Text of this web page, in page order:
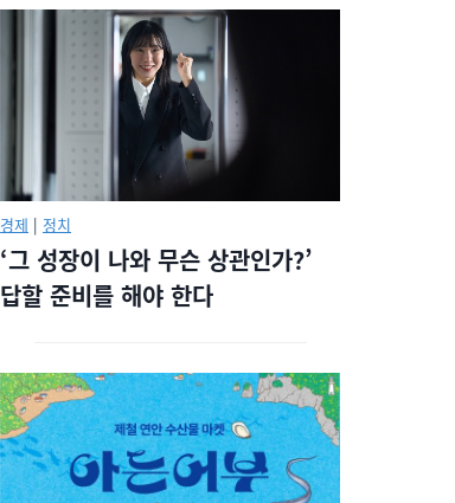
경제 | 정치
‘그 성장이 나와 무슨 상관인가?’
답할 준비를 해야 한다